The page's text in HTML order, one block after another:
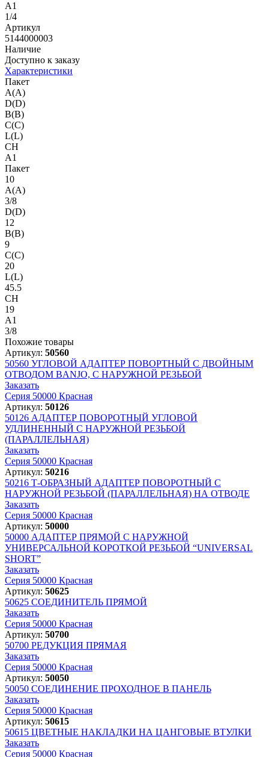
A1
1/4
Артикул
5144000003
Наличие
Доступно к заказу
Характеристики
Пакет
A(A)
D(D)
B(B)
C(C)
L(L)
CH
A1
Пакет
10
A(A)
3/8
D(D)
12
B(B)
9
C(C)
20
L(L)
45.5
CH
19
A1
3/8
Похожие товары
Артикул: 50560
50560 УГЛОВОЙ АДАПТЕР ПОВОРТНЫЙ С ДВОЙНЫМ
ОТВОДОМ BANJO, С НАРУЖНОЙ РЕЗЬБОЙ
Заказать
Серия 50000 Красная
Артикул: 50126
50126 АДАПТЕР ПОВОРОТНЫЙ УГЛОВОЙ
УДЛИНЕННЫЙ С НАРУЖНОЙ РЕЗЬБОЙ
(ПАРАЛЛЕЛЬНАЯ)
Заказать
Серия 50000 Красная
Артикул: 50216
50216 Т-ОБРАЗНЫЙ АДАПТЕР ПОВОРОТНЫЙ С
НАРУЖНОЙ РЕЗЬБОЙ (ПАРАЛЛЕЛЬНАЯ) НА ОТВОДЕ
Заказать
Серия 50000 Красная
Артикул: 50000
50000 АДАПТЕР ПРЯМОЙ С НАРУЖНОЙ
УНИВЕРСАЛЬНОЙ КОРОТКОЙ РЕЗЬБОЙ “UNIVERSAL
SHORT”
Заказать
Серия 50000 Красная
Артикул: 50625
50625 СОЕДИНИТЕЛЬ ПРЯМОЙ
Заказать
Серия 50000 Красная
Артикул: 50700
50700 РЕДУКЦИЯ ПРЯМАЯ
Заказать
Серия 50000 Красная
Артикул: 50050
50050 СОЕДИНЕНИЕ ПРОХОДНОЕ В ПАНЕЛЬ
Заказать
Серия 50000 Красная
Артикул: 50615
50615 ЦВЕТНЫЕ НАКЛАДКИ НА ЦАНГОВЫЕ ВТУЛКИ
Заказать
Серия 50000 Красная